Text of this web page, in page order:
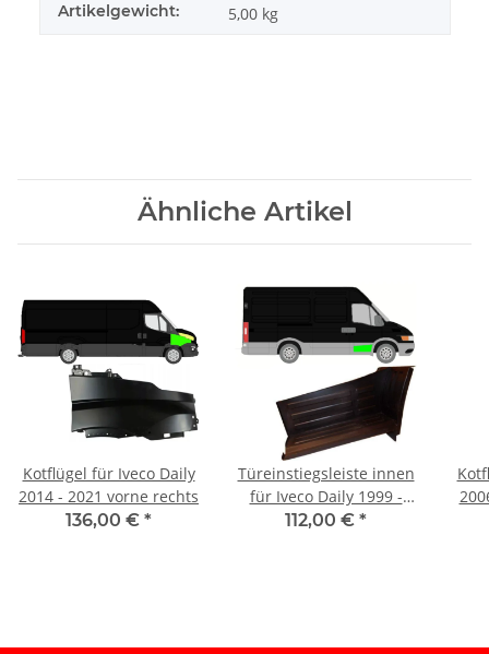
Artikelgewicht: 5,00 kg
Ähnliche Artikel
Kotflügel für Iveco Daily
2014 - 2021 vorne rechts
136,00 € *
Türeinstiegsleiste innen
für Iveco Daily 1999 -
2006 vorne rechts
112,00 € *